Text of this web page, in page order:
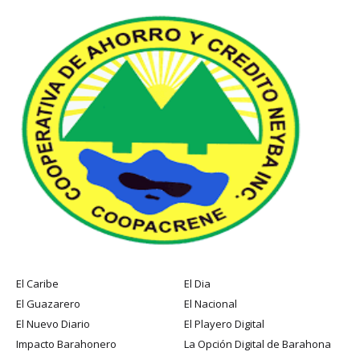
El Caribe
El Dia
El Guazarero
El Nacional
El Nuevo Diario
El Playero Digital
Impacto Barahonero
La Opción Digital de Barahona